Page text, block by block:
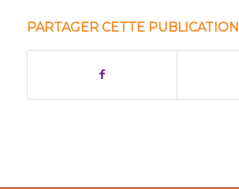
PARTAGER CETTE PUBLICATION